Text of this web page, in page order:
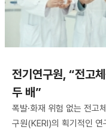
전기연구원, “전고
두 배”
폭발·화재 위험 없는 전고
구원(KERI)의 획기적인